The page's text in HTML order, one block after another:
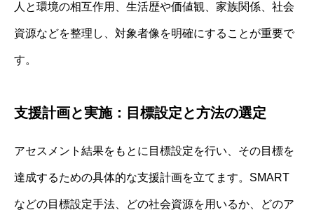
人と環境の相互作用、生活歴や価値観、家族関係、社会
資源などを整理し、対象者像を明確にすることが重要で
す。
支援計画と実施：目標設定と方法の選定
アセスメント結果をもとに目標設定を行い、その目標を
達成するための具体的な支援計画を立てます。SMART
などの目標設定手法、どの社会資源を用いるか、どのア